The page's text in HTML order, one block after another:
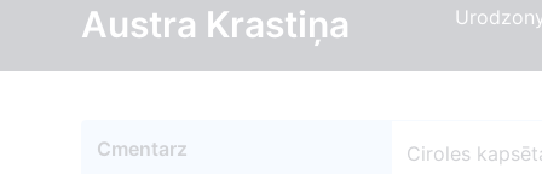
Austra Krastiņa
Cmentarz Ciroles